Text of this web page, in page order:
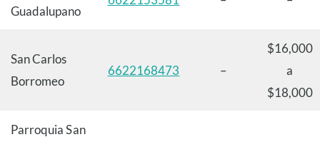
Guadalupano
San Carlos
Borromeo
6622168473 –
$16,000
a
$18,000
Parroquia San